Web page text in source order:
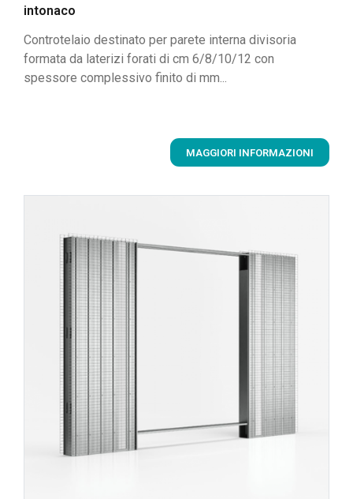
intonaco
Controtelaio destinato per parete interna divisoria
formata da laterizi forati di cm 6/8/10/12 con
spessore complessivo finito di mm...
MAGGIORI INFORMAZIONI